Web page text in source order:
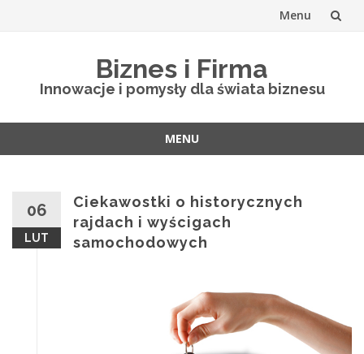
Menu
Biznes i Firma
Innowacje i pomysły dla świata biznesu
MENU
06
LUT
Ciekawostki o historycznych
rajdach i wyścigach
samochodowych